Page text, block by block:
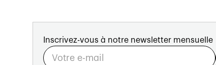
Inscrivez-vous à notre newsletter mensuelle